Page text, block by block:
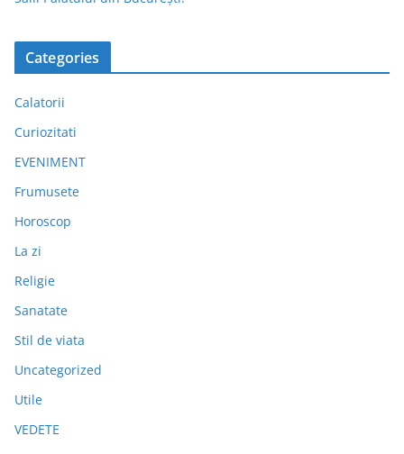
Categories
Calatorii
Curiozitati
EVENIMENT
Frumusete
Horoscop
La zi
Religie
Sanatate
Stil de viata
Uncategorized
Utile
VEDETE